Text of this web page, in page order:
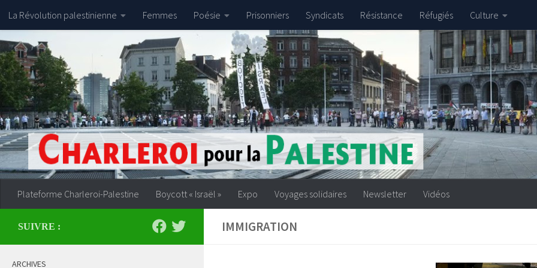
Skip to content
La Révolution palestinienne Femmes Poésie Prisonniers Syndicats Résistance Réfugiés Culture
Plateforme Charleroi-Palestine Boycott « Israël » Expo Voyages solidaires Newsletter Vidéos
IMMIGRATION
SUIVRE :
ARCHIVES